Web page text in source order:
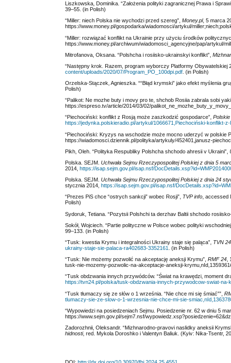
Liszkowska, Dominika. “Założenia polityki zagranicznej Prawa i
39‒55. (in Polish)
“Miller: niech Polska nie wychodzi przed szereg”,Money.pl, 5 marca
https://www.money.pl/gospodarka/wiadomosci/artykul/
“Miller: rozwiązać konflikt na Ukrainie przy użyciu środków
https://www.money.pl/archiwum/wiadomosci_agencyjne/pap/artykul/
Mitrofanova, Oksana. “Polshcha i rosiisko-ukrainskyi konflikt”,
“Następny krok. Razem, program wyborczy Platformy Obywatelskiej
content/uploads/2020/07/Program_PO_100dpi.pdf . (in Polish)
Orzelska-Stączek, Agnieszka. ““Błąd krymski” jako efekt myślenia
Polish)
“Palikot: Ne mozhe buty i movy pro te, shchob Rosiia zabrala sobi
https://espreso.tv/article/2014/03/02/
“Piechociński: konflikt z Rosją może zaszkodzić gospodarce”,
https://jedynka.polskieradio.pl/artykul/1066671,Piechociński-konflikt-
“Piechociński: Kryzys na wschodzie może mocno uderzyć w polskie
https://wiadomosci.dziennik.pl/polityka/artykuly/452401,janusz-
Pikh, Oleh. “Polityka Respubliky Polshcha shchodo ahresii v Ukraini”,
Polska. SEJM.Uchwała Sejmu Rzeczypospolitej Polskiej z dnia 5
2014,https://isap.sejm.gov.pl/isap.nsf/
Polska. SEJM.Uchwała Sejmu Rzeczypospolitej Polskiej z dnia 24
stycznia 2014, https://isap.sejm.gov.pl/isap.nsf/
“Prezes PiS chce “ostrych sankcji” wobec Rosji”, TVP info, accessed
Polish)
Sydoruk, Tetiana. “Pozytsii Polshchi ta derzhav Baltii shchodo
Sokół, Wojciech. “Partie polityczne w Polsce wobec polityki
99‒133. (in Polish)
“Tusk: kwestia Krymu i integralności Ukrainy staje się paląca”, TVN 24
ukrainy-staje-sie-palaca-ra402683-3352161
. (in Polish)
“Tusk: Nie możemy pozwolić na akceptację aneksji Krymu”,RMF 24
tusk-nie-mozemy-pozwolic-na-akceptacje-aneksji-
“Tusk obdzwania innych przywódców. “Świat na krawędzi, moment
https://tvn24.pl/polska/tusk-obdzwania-innych-przywodcow-swiat-
“Tusk tłumaczy się ze słów o 1 września. “Nie chce mi się śmiać””,
tlumaczy-sie-ze-slow-o-1-wrzesnia-nie-chce-mi-sie-
“Wypowiedzi na posiedzeniach Sejmu. Posiedzenie nr. 62 w dniu 5
https://www.sejm.gov.pl/sejm7.nsf/
Zadorozhnii, Oleksandr. “Mizhnarodno-pravovi naslidky aneksii
hidnosti, red. Mykola Doroshko i Valentyn Baliuk. (Kyiv: Nika-Tsentr,